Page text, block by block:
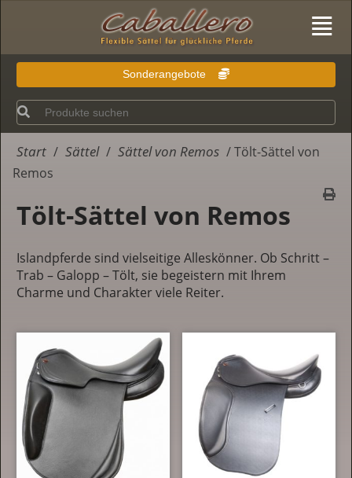
Sonderangebote
Start / Sättel / Sättel von Remos / Tölt-Sättel von
Remos
Tölt-Sättel von Remos
Islandpferde sind vielseitige Alleskönner. Ob Schritt –
Trab – Galopp – Tölt, sie begeistern mit Ihrem
Charme und Charakter viele Reiter.